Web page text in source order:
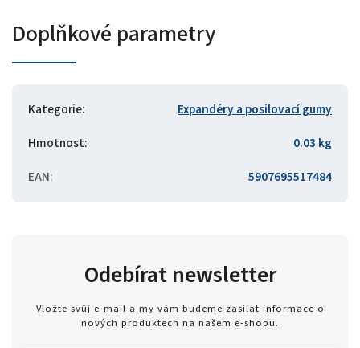
Doplňkové parametry
Kategorie:
Expandéry a posilovací gumy
Hmotnost:
0.03 kg
EAN: 5907695517484
Odebírat newsletter
Vložte svůj e-mail a my vám budeme zasílat informace o
nových produktech na našem e-shopu.